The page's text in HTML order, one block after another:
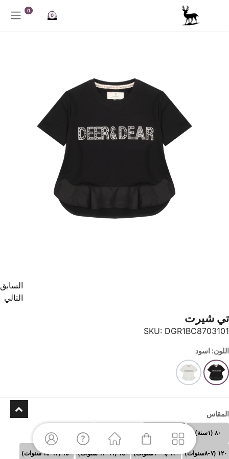
تخطي للذهاب إلى المحتوى
0
0
السابق
التالي
تي شيرت
SKU: DGR1BC8703101
اللون: اسود
المقاس
٨٠ (١سنة) ٩٠(٢ سنوات) ١١٠ (٥-٦سنوات)
١٢٠ (٧-٨سنوات) ١٣٠ (٩-١٠سنوات) ١٤٠ (١١-١٢ سنوات) ١٥٠ (١٣-١٤ سنوات)